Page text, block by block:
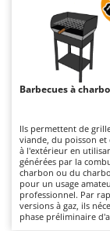
Aspirateurs
Aspirateurs
Autres
B
Balayeuses
Airmec
AL-KO
ALA 2000
Ama
Ambrogio
Annovi
ANTHBOT
Archman
Barbecues à
Ils permettent de
viande, du poisson et
à l'extérieur en
générées par la
charbon ou du
pour un usage
professionnel. Par
versions à gaz, ils
phase préliminaire